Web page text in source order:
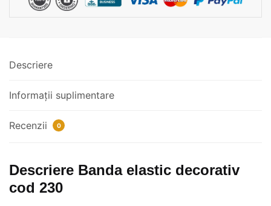
Descriere
Informații suplimentare
Recenzii 0
Descriere Banda elastic decorativ
cod 230